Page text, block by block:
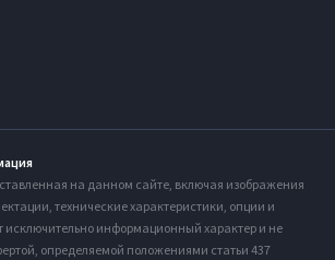
на данном сайте, включая изображения
технические характеристики, опции и
исключительно информационный характер и не
определяемой положениями статьи 437